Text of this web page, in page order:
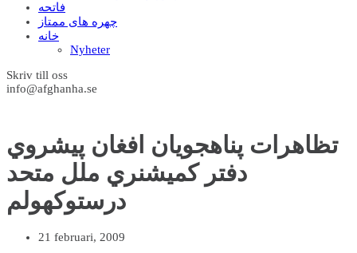
فاتحه
چهره های ممتاز
خانه
Nyheter
Skriv till oss
info@afghanha.se
تظاهرات پناهجويان افغان پيشروي
دفتر کميشنري ملل متحد
درستوکهولم
21 februari, 2009